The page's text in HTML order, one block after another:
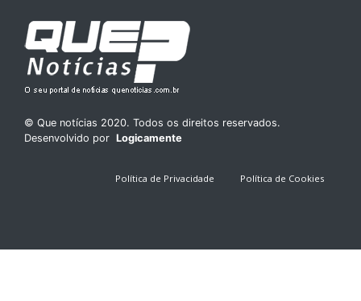
© Que notícias 2020. Todos os direitos reservados.
Desenvolvido por Logicamente
Política de Privacidade Política de Cookies